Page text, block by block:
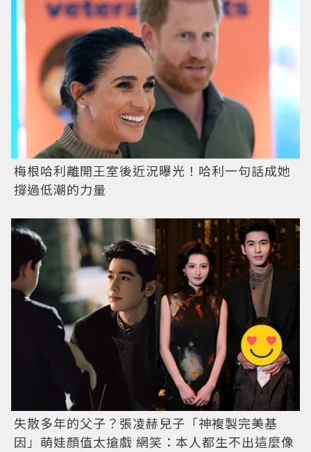
梅根哈利離開王室後近況曝光！哈利一句話成她
撐過低潮的力量
失散多年的父子？張凌赫兒子「神複製完美基
因」萌娃顏值太搶戲 網笑：本人都生不出這麼像